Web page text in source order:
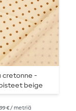
cretonne -
beige
€ / metriä